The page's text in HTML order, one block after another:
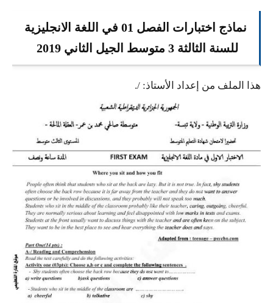
السنة الثانية متوسط
السنة الرابعة متوسط
شهادة التعليم المتوسط
بنك الفروض و الاختبارات
محفظة الأستاذ
بنك مذكرات الاستاذ
دفاتر استاذ التعليم الابتدائي
المسابقات المهنية
نماذج اختبارات الفصل 01 في اللغة الانجليزية
للسنة الثالثة 3 متوسط الجيل الثاني 2019
هذا الملف من إعداد الأستاذ: /.